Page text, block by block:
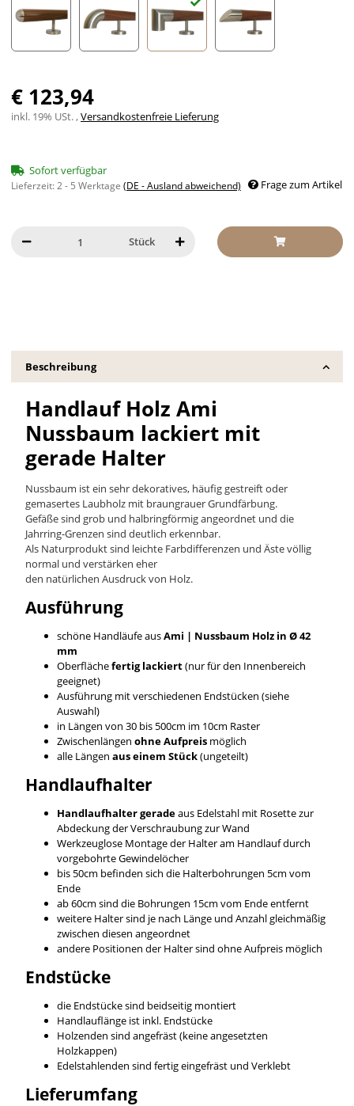
€ 123,94
inkl. 19% USt. ,Versandkostenfreie Lieferung
Sofort verfügbar
Lieferzeit:2 - 5 Werktage (DE - Ausland abweichend) Frage zum Artikel
Stück
Beschreibung
Handlauf Holz Ami
Nussbaum lackiert mit
gerade Halter
Nussbaum ist ein sehr dekoratives, häufig gestreift oder
gemasertes Laubholz mit braungrauer Grundfärbung.
Gefäße sind grob und halbringförmig angeordnet und die
Jahrring-Grenzen sind deutlich erkennbar.
Als Naturprodukt sind leichte Farbdifferenzen und Äste völlig
normal und verstärken eher
den natürlichen Ausdruck von Holz.
Ausführung
schöne Handläufe ausAmi | Nussbaum Holz in Ø 42
mm
Oberflächefertig lackiert(nur für den Innenbereich
geeignet)
Ausführung mit verschiedenen Endstücken (siehe
Auswahl)
in Längen von 30 bis 500cm im 10cm Raster
Zwischenlängen ohne Aufpreis möglich
alle Längen aus einem Stück(ungeteilt)
Handlaufhalter
Handlaufhalter geradeaus Edelstahl mit Rosette zur
Abdeckung der Verschraubung zur Wand
Werkzeuglose Montage der Halter am Handlauf durch
vorgebohrte Gewindelöcher
bis 50cm befinden sich die Halterbohrungen 5cm vom
Ende
ab 60cm sind die Bohrungen 15cm vom Ende entfernt
weitere Halter sind je nach Länge und Anzahl gleichmäßig
zwischen diesen angeordnet
andere Positionen der Halter sind ohne Aufpreis möglich
Endstücke
die Endstücke sind beidseitig montiert
Handlauflänge ist inkl. Endstücke
Holzenden sind angefräst (keine angesetzten
Holzkappen)
Edelstahlenden sind fertig eingefräst und Verklebt
Lieferumfang